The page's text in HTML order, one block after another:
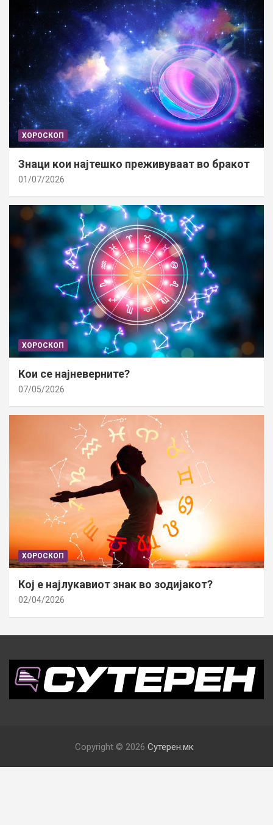
ХОРОСКОП
Знаци кои најтешко преживуваат во бракот
01/07/2026
ХОРОСКОП
Кои се најневерните?
07/05/2026
ХОРОСКОП
Кој е најлукавиот знак во зодијакот?
02/04/2026
Copyright © 2026 Сутерен.мк